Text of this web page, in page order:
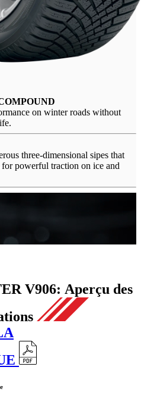
on winter roads without
three-dimensional sipes that
powerful traction on ice and
V906: Aperçu des